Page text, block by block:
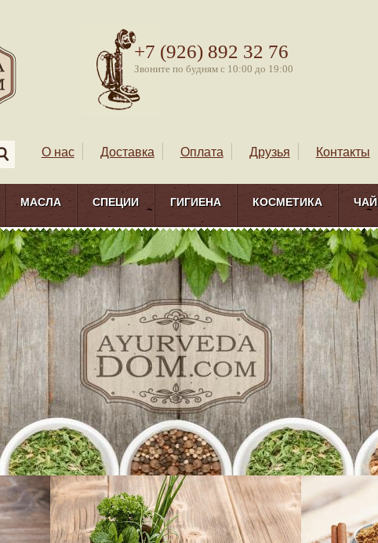
+7 (926) 892 32 76
Звоните по будням с 10:00 до 19:00
О нас Доставка Оплата Друзья Контакты
МАСЛА СПЕЦИИ ГИГИЕНА КОСМЕТИКА ЧАЙ